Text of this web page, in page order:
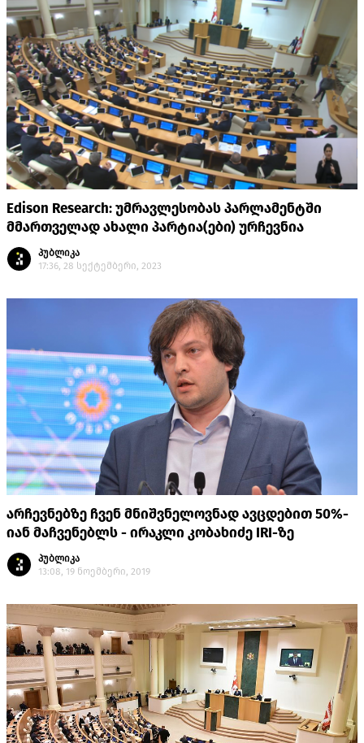
Edison Research: უმრავლესობას პარლამენტში
მმართველად ახალი პარტია(ები) ურჩევნია
პუბლიკა
17:36, 28 სექტემბერი, 2023
არჩევნებზე ჩვენ მნიშვნელოვნად ავცდებით 50%-
იან მაჩვენებლს - ირაკლი კობახიძე IRI-ზე
პუბლიკა
13:08, 19 ნოემბერი, 2019